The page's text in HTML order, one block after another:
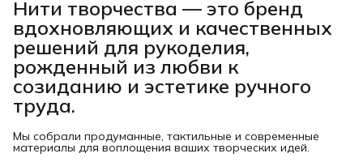
Нити творчества — это бренд
вдохновляющих и качественных
решений для рукоделия,
рожденный из любви к
созиданию и эстетике ручного
труда.
Мы собрали продуманные, тактильные и современные
материалы для воплощения ваших творческих идей.